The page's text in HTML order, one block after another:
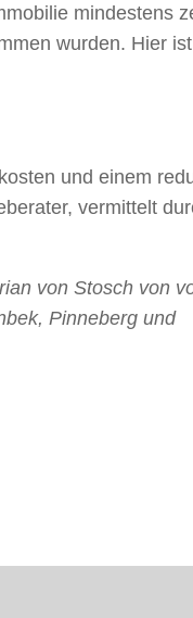
mindestens
wurden. Hier
und einem
vermittelt
von Stosch von
Pinneberg und